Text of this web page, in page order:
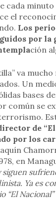
cada minuto
el
Los
por
ción
va
Un
bases
común se
de
por los
en
siguen
Ya es
“El Nacional”